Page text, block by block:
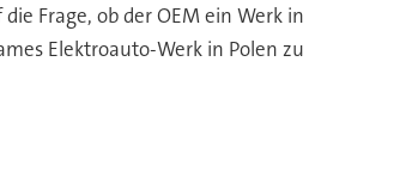
Frage, ob der OEM ein Werk in
Elektroauto-Werk in Polen zu